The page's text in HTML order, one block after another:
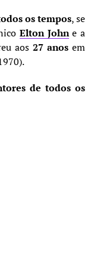
os tempos, se
Elton Johne a
aos27 anosem
de todos os